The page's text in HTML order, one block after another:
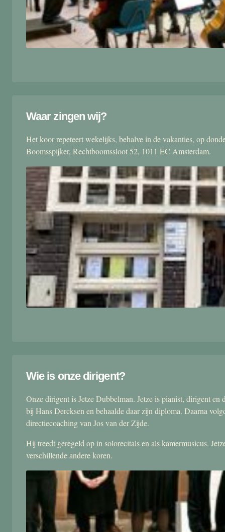
Waar zingen wij?
Het koor repeteert wekelijks, behalve in de vakanties, op
Boomsspijker, Rechtboomssloot 52, 1011 EC Amsterdam.
Wie is onze dirigent?
Onze dirigent is Jetze Dubbelman. Jetze is pianist, dirigent
bij Hans Dercksen en behaalde daar zijn diploma. Daarna
directiecoaching van Jos van der Zijde.
Hij treedt geregeld op in solorecitals en als kamermusicus.
verschillende andere koren.